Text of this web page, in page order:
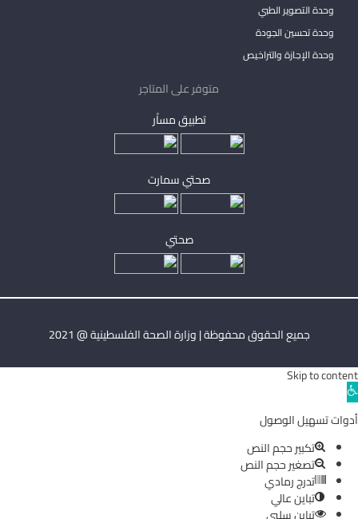
وحدة التصوير الطبي
وحدة تحسين الجودة
وحدة الإجازة والتراخيص
متوفر على المتاجر
تطبيق مساْر
صحتي سمارت
صحتي
جميع الحقوق محفوظة | وزارة الصحة الفلسطينية @ 2021
Skip to content
Open
toolbar
أدوات تسهيل الوصول
تكبير حجم النص
تصغير حجم النص
تدرج رمادي
تباين عالي